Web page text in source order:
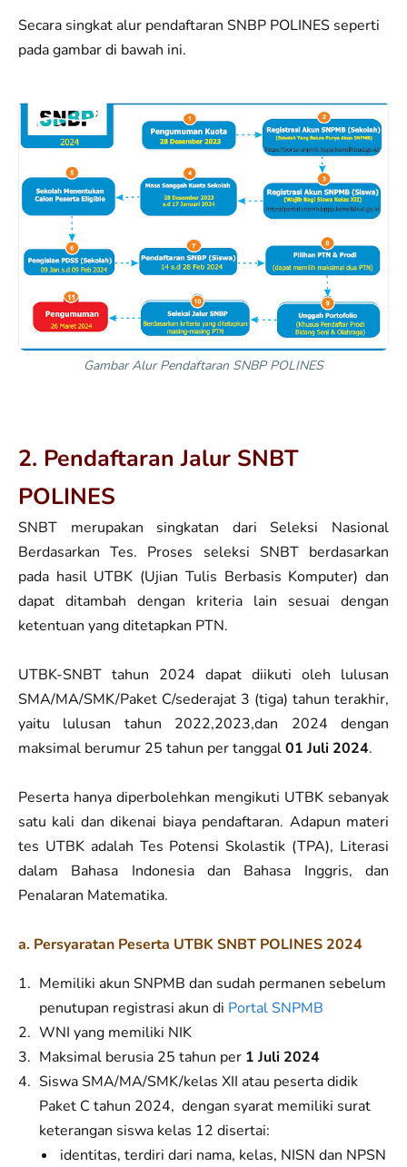
Secara singkat alur pendaftaran SNBP POLINES seperti
pada gambar di bawah ini.
Gambar Alur Pendaftaran SNBP POLINES
2. Pendaftaran Jalur SNBT
POLINES
SNBT merupakan singkatan dari Seleksi Nasional
Berdasarkan Tes. Proses seleksi SNBT berdasarkan
pada hasil UTBK (Ujian Tulis Berbasis Komputer) dan
dapat ditambah dengan kriteria lain sesuai dengan
ketentuan yang ditetapkan PTN.
UTBK-SNBT tahun 2024 dapat diikuti oleh lulusan
SMA/MA/SMK/Paket C/sederajat 3 (tiga) tahun terakhir,
yaitu lulusan tahun 2022,2023,dan 2024 dengan
maksimal berumur 25 tahun per tanggal01 Juli 2024.
Peserta hanya diperbolehkan mengikuti UTBK sebanyak
satu kali dan dikenai biaya pendaftaran. Adapun materi
tes UTBK adalah Tes Potensi Skolastik (TPA), Literasi
dalam Bahasa Indonesia dan Bahasa Inggris, dan
Penalaran Matematika.
a. Persyaratan Peserta UTBK SNBT POLINES 2024
Memiliki akun SNPMB dan sudah permanen sebelum
penutupan registrasi akun di Portal SNPMB
WNI yang memiliki NIK
Maksimal berusia 25 tahun per 1 Juli 2024
Siswa SMA/MA/SMK/kelas XII atau peserta didik
Paket C tahun 2024, dengan syarat memiliki surat
keterangan siswa kelas 12 disertai:
identitas, terdiri dari nama, kelas, NISN dan NPSN